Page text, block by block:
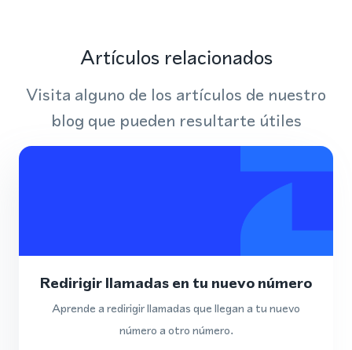
Artículos relacionados
Visita alguno de los artículos de nuestro
blog que pueden resultarte útiles
Redirigir llamadas en tu nuevo número
Aprende a redirigir llamadas que llegan a tu nuevo
número a otro número.